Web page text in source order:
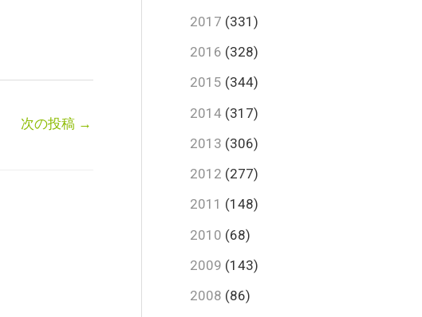
次の投稿 →
2017 (331)
2016 (328)
2015 (344)
2014 (317)
2013 (306)
2012 (277)
2011 (148)
2010 (68)
2009 (143)
2008 (86)